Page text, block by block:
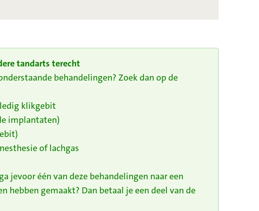
tandarts terecht
behandelingen? Zoek dan op de
klikgebit
implantaten)
of lachgas
jevoor één van deze behandelingen naar een
hebben gemaakt? Dan betaal je een deel van de